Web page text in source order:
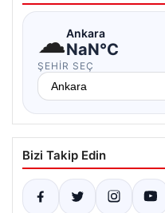
☁Ankara
NaN°C
ŞEHIR SEÇ
Bizi Takip Edin